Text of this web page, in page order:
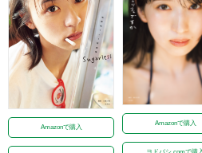
Amazonで購入
Amazonで購入